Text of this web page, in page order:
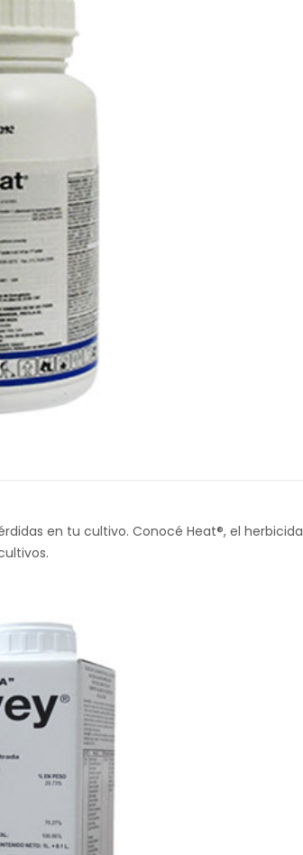
en tu cultivo. Conocé Heat®, el herbicida